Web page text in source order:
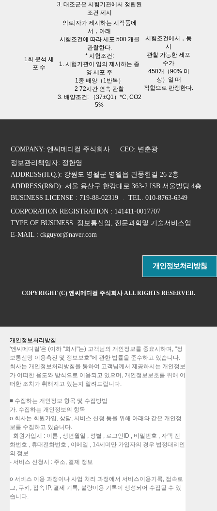
3. 대조군은 시험기관에서 정립된
조건 제시
1회 분석 세
포 수
의로|자가 제시하는 시작품에
서，아래
시험조건에 따라 세포 500 개클
관찰한다.
* 시험조건:
1. 시험기관이 임의 제시하는 종
양 세포 주
1종 배양（1반복）
2 72시간 연속 관찰
3. 배양조건: （37±Q1）*C, CO2
5%
시험조건에서，동
시
관찰 가능한 세포
수가
450개（90% 미
상）일 때
적합으로 판정한다.
COMPANY: 엔씨메디컬 주식회사
CEO: 변춘광
정보관리책임자: 정한영
ADDRESS(H.Q.): 강원도 영월군 영월읍 관풍헌길 26 2층
ADDRESS(R&D): 서울 용산구 한강대로 363-2 ISB 서울빌딩 4층
BUSINESS LICENSE : 719-88-02319
TEL. 010-8763-6349
CORPORATION REGISTRATION : 141411-0017707
TYPE OF BUSINESS :정보통신업, 전문과학및 기술서비스업
E-MAIL : ckguyor@naver.com
개인정보처리방침
COPYRIGHT (C) 엔씨메디컬 주식회사 ALL RIGHTS RESERVED.
개인정보처리방침
'엔씨메디컬'은 (이하 "회사"는) 고객님의 개인정보를 중요시하며, "정
보통신망 이용촉진 및 정보보호"에 관한 법률을 준수하고 있습니다.
회사는 개인정보처리방침을 통하여 고객님께서 제공하시는 개인정보
가 어떠한 용도와 방식으로 이용되고 있으며, 개인정보보호를 위해 어
떠한 조치가 취해지고 있는지 알려드립니다.
■ 수집하는 개인정보 항목 및 수집방법
가. 수집하는 개인정보의 항목
o 회사는 회원가입, 상담, 서비스 신청 등을 위해 아래와 같은 개인정
보를 수집하고 있습니다.
- 회원가입시 : 이름 , 생년월일 , 성별 , 로그인ID , 비밀번호 , 자택 전
화번호 , 휴대전화번호 , 이메일 , 14세미만 가입자의 경우 법정대리인
의 정보
- 서비스 신청시 : 주소, 결제 정보
o 서비스 이용 과정이나 사업 처리 과정에서 서비스이용기록, 접속로
그, 쿠키, 접속 IP, 결제 기록, 불량이용 기록이 생성되어 수집될 수 있
습니다.